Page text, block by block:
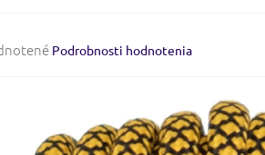
Podrobnosti hodnotenia